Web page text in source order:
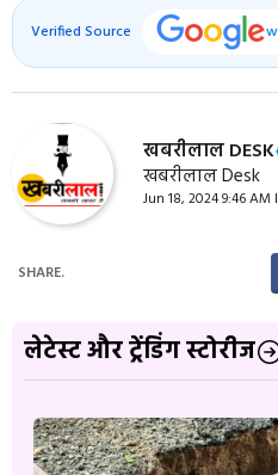
Verified Source
खबरीलाल DESK
खबरीलाल Desk
Jun 18, 2024 9:46 AM
SHARE.
लेटेस्ट और ट्रेंडिंग स्टोरीज